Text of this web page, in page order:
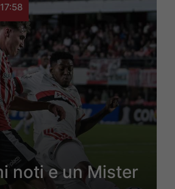
noti e un Mister